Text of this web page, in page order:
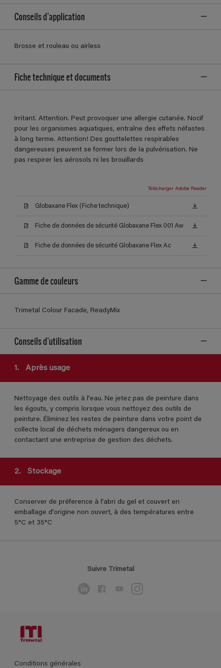
Conseils d'application
Brosse et rouleau ou airless
Fiche technique et documents
Irritant. Attention. Peut provoquer une allergie cutanée. Nocif
pour les organismes aquatiques, entraîne des effets néfastes
à long terme. Attention! Des gouttelettes respirables
dangereuses peuvent se former lors de la pulvérisation. Ne
pas respirer les aérosols ni les brouillards
Télécharger Adobe Reader
Globaxane Flex (Fiche technique)
Fiche de données de sécurité Globaxane Flex 001 Aw
Fiche de données de sécurité Globaxane Flex Ac
Gamme de couleurs
Trimetal Colour Facade, ReadyMix
Conseils d'utilisation
1. Après usage
Nettoyage des outils à l'eau. Ne jetez pas de peinture dans
les égouts, y compris lorsque vous nettoyez des outils de
peinture. Éliminez les restes de peinture dans votre point de
collecte local de déchets ménagers dangereux ou en
contactant une entreprise de gestion des déchets.
2. Stockage
Conserver de préference à l'abri du gel et couvert en
emballage d'origine non ouvert, à des températures entre
5°C et 35°C
Suivre Trimetal
Conditions générales